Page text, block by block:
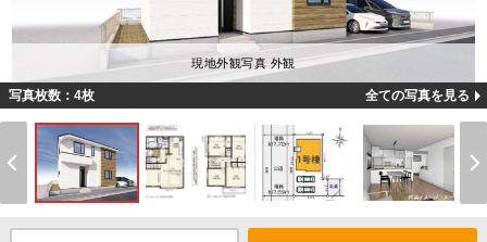
現地外観写真 外観
写真枚数：4枚 全ての写真を見る